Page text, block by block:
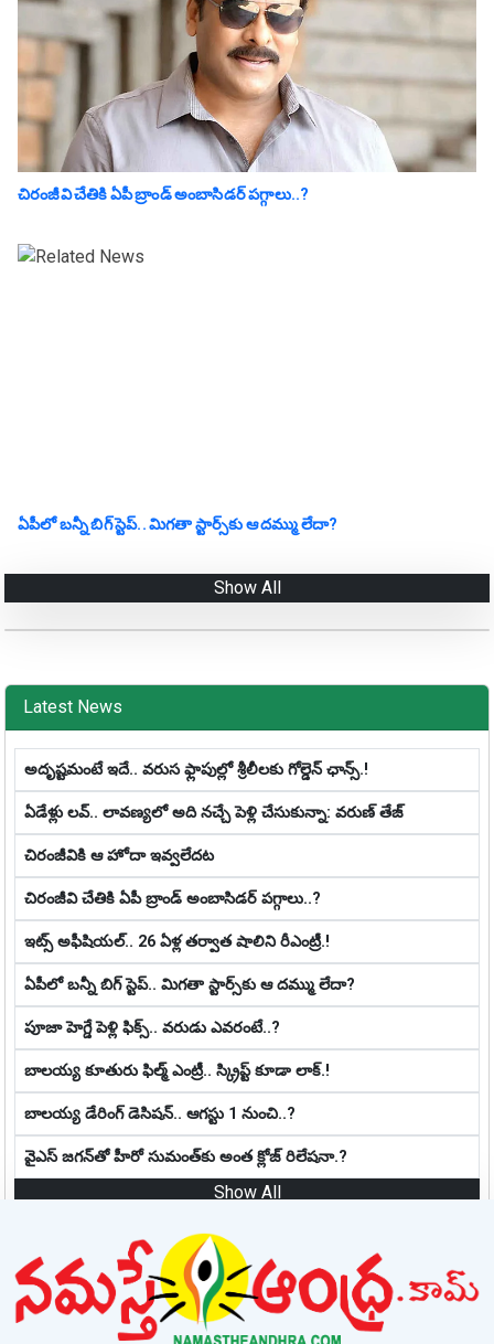
చిరంజీవి చేతికి ఏపీ బ్రాండ్ అంబాసిడర్ పగ్గాలు..?
ఏపీలో బ‌న్నీ బిగ్ స్టెప్‌.. మిగ‌తా స్టార్స్‌కు ఆ ద‌మ్ము లేదా?
Show All
Latest News
అదృష్టమంటే ఇదే.. వ‌రుస ఫ్లాపుల్లో శ్రీ‌లీల‌కు గోల్డెన్ ఛాన్స్‌.!
ఏడేళ్లు ల‌వ్‌.. లావ‌ణ్య‌లో అది న‌చ్చే పెళ్లి చేసుకున్నా: వ‌రుణ్ తేజ్‌
చిరంజీవికి ఆ హోదా ఇవ్వలేదట
చిరంజీవి చేతికి ఏపీ బ్రాండ్ అంబాసిడర్ పగ్గాలు..?
ఇట్స్ అఫీషియ‌ల్‌.. 26 ఏళ్ల తర్వాత షాలిని రీఎంట్రీ.!
ఏపీలో బ‌న్నీ బిగ్ స్టెప్‌.. మిగ‌తా స్టార్స్‌కు ఆ ద‌మ్ము లేదా?
పూజా హెగ్డే పెళ్లి ఫిక్స్.. వరుడు ఎవరంటే..?
బాల‌య్య కూతురు ఫిల్మ్ ఎంట్రీ.. స్క్రిప్ట్ కూడా లాక్.!
బాల‌య్య డేరింగ్ డెసిష‌న్‌.. ఆగ‌స్టు 1 నుంచి..?
వైఎస్ జగన్‌తో హీరో సుమంత్‌కు అంత క్లోజ్ రిలేషనా.?
Show All